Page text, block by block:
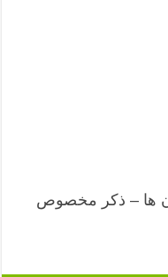
ها – ذکر مخصوص